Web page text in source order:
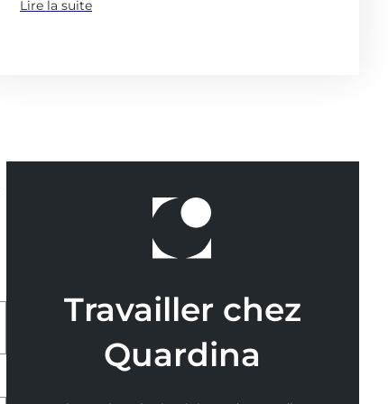
Lire la suite
(à
VSME)
Travailler chez
Quardina